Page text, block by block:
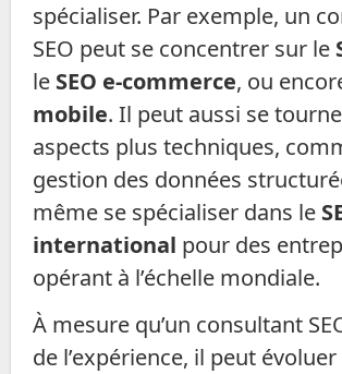
spécialiser. Par exemple, un
SEO peut se concentrer sur le
le SEO e-commerce, ou
mobile. Il peut aussi se
aspects plus techniques,
gestion des données
même se spécialiser dans le
international pour des
opérant à l’échelle mondiale.
À mesure qu’un consultant
de l’expérience, il peut